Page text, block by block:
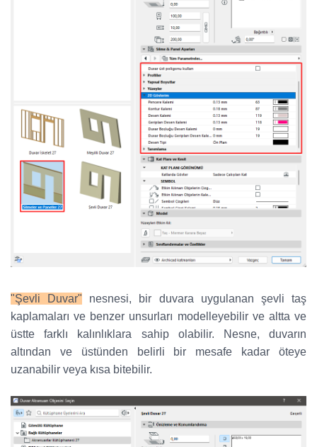
"Şevli Duvar" nesnesi, bir duvara uygulanan şevli taş
kaplamaları ve benzer unsurları modelleyebilir ve altta ve
üstte farklı kalınlıklara sahip olabilir. Nesne, duvarın
altından ve üstünden belirli bir mesafe kadar öteye
uzanabilir veya kısa bitebilir.